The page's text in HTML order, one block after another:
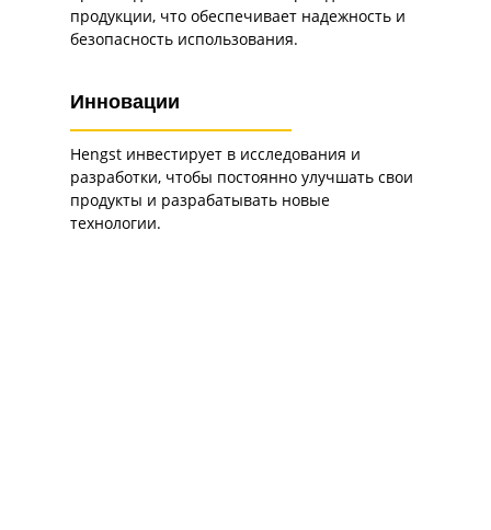
Инновации
продукции, что обеспечивает надежность и
безопасность использования.
Hengst инвестирует в исследования и
разработки, чтобы постоянно улучшать свои
продукты и разрабатывать новые
технологии.